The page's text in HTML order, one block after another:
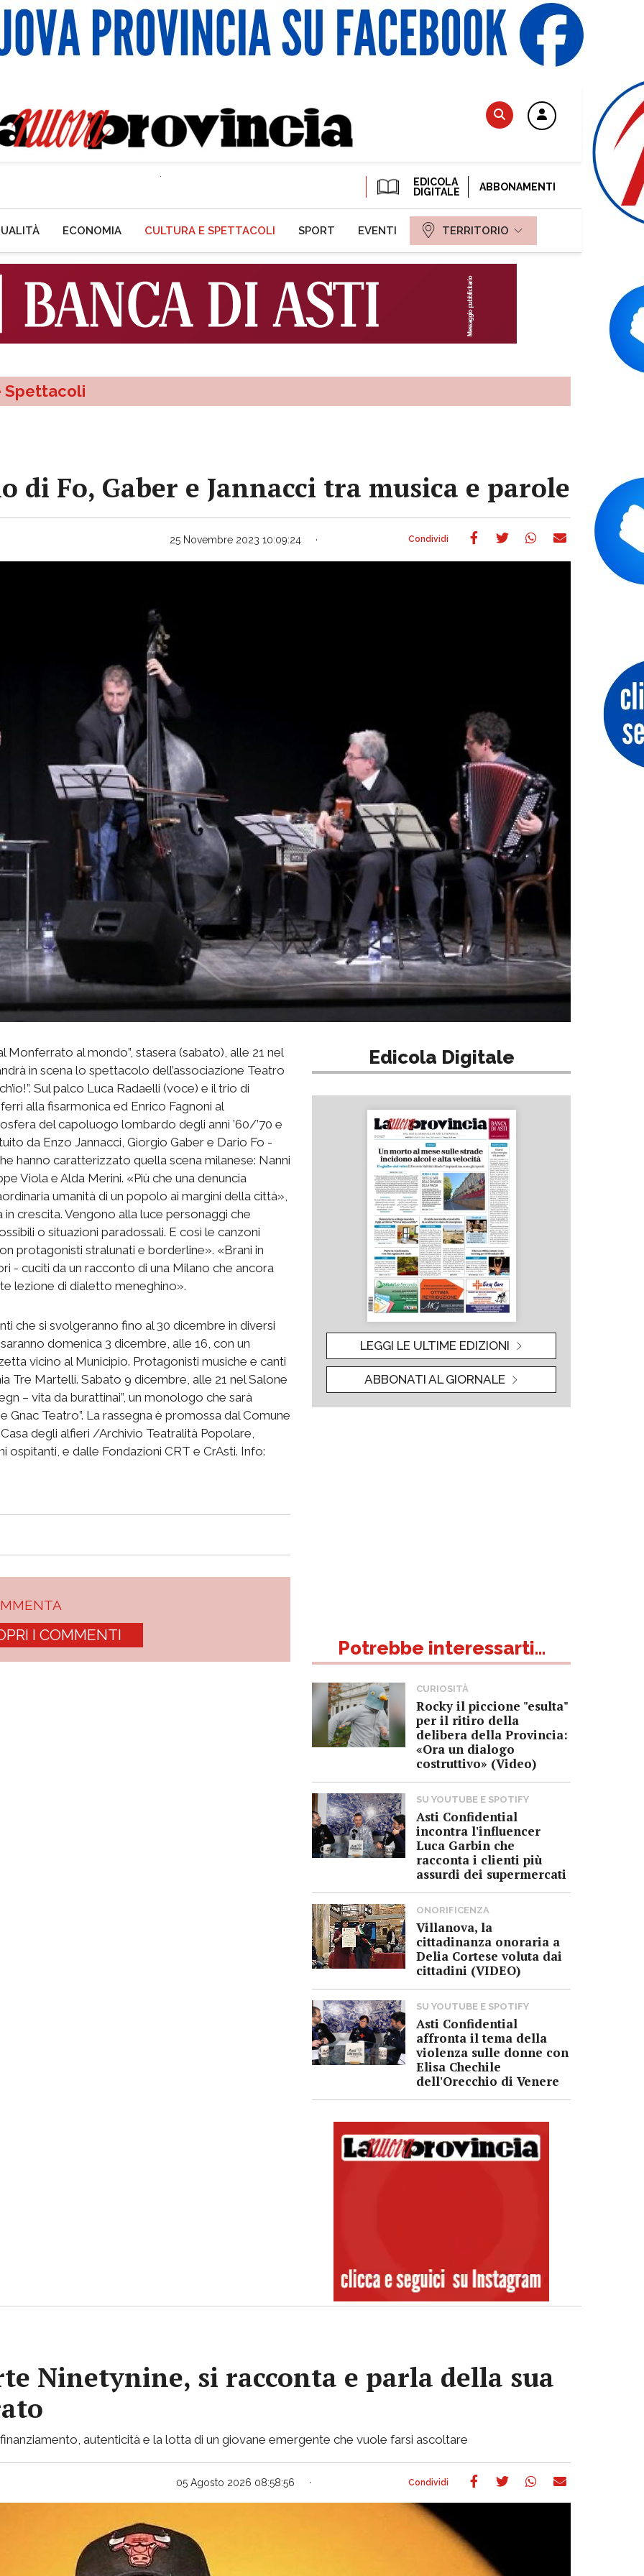
EDICOLA
DIGITALE
ABBONAMENTI
ECONOMIA CULTURA E SPETTACOLI SPORT EVENTI TERRITORIO
Spettacoli
di Fo, Gaber e Jannacci tra musica e parole
25 Novembre 2023 10:09:24
Monferrato al mondo”, stasera (sabato), alle 21 nel
in scena lo spettacolo dell’associazione Teatro
Sul palco Luca Radaelli (voce) e il trio di
alla fisarmonica ed Enrico Fagnoni al
del capoluogo lombardo degli anni ’60/’70 e
da Enzo Jannacci, Giorgio Gaber e Dario Fo -
hanno caratterizzato quella scena milanese: Nanni
Viola e Alda Merini. «Più che una denuncia
umanità di un popolo ai margini della città»,
crescita. Vengono alla luce personaggi che
o situazioni paradossali. E così le canzoni
protagonisti stralunati e borderline». «Brani in
- cuciti da un racconto di una Milano che ancora
lezione di dialetto meneghino».
che si svolgeranno fino al 30 dicembre in diversi
domenica 3 dicembre, alle 16, con un
vicino al Municipio. Protagonisti musiche e canti
Tre Martelli. Sabato 9 dicembre, alle 21 nel Salone
– vita da burattinai”, un monologo che sarà
Gnac Teatro”. La rassegna è promossa dal Comune
degli alfieri /Archivio Teatralità Popolare,
e dalle Fondazioni CRT e CrAsti. Info:
I COMMENTI
Edicola Digitale
LEGGI LE ULTIME EDIZIONI
ABBONATI AL GIORNALE
Potrebbe interessarti...
CURIOSITÀ
Rocky il piccione "esulta"
per il ritiro della
delibera della Provincia:
«Ora un dialogo
costruttivo» (Video)
SU YOUTUBE E SPOTIFY
Asti Confidential
incontra l'influencer
Luca Garbin che
racconta i clienti più
assurdi dei supermercati
ONORIFICENZA
Villanova, la
cittadinanza onoraria a
Delia Cortese voluta dai
cittadini (VIDEO)
SU YOUTUBE E SPOTIFY
Asti Confidential
affronta il tema della
violenza sulle donne con
Elisa Chechile
dell'Orecchio di Venere
Ninetynine, si racconta e parla della sua
autenticità e la lotta di un giovane emergente che vuole farsi ascoltare
05 Agosto 2026 08:58:56